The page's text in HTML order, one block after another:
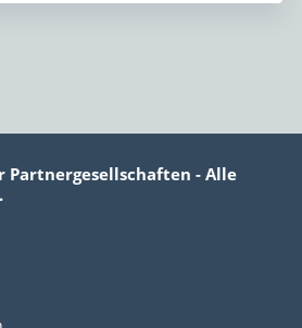
Partnergesellschaften - Alle